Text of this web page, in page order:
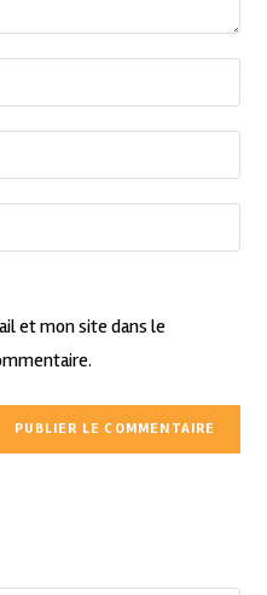
et mon site dans le